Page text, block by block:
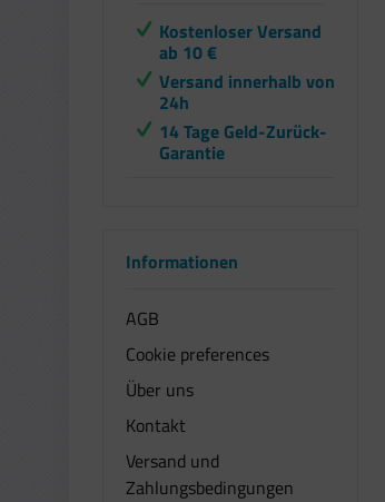
Kostenloser Versand
ab 10 €
Versand innerhalb von
24h
14 Tage Geld-Zurück-
Garantie
Informationen
AGB
Cookie preferences
Über uns
Kontakt
Versand und
Zahlungsbedingungen